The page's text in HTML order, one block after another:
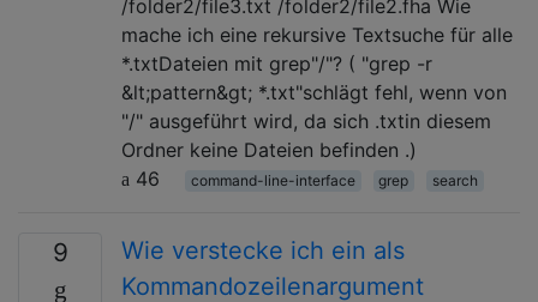
/folder2/file3.txt /folder2/file2.fha Wie
mache ich eine rekursive Textsuche für alle
*.txtDateien mit grep"/"? ( "grep -r
&lt;pattern&gt; *.txt"schlägt fehl, wenn von
"/" ausgeführt wird, da sich .txtin diesem
Ordner keine Dateien befinden .)
46
command-line-interface grep search
9
Wie verstecke ich ein als
Kommandozeilenargument